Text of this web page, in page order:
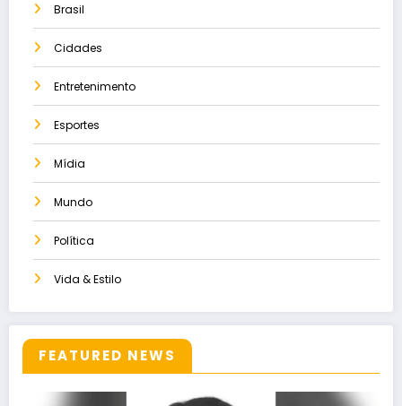
Brasil
Cidades
Entretenimento
Esportes
Mídia
Mundo
Política
Vida & Estilo
FEATURED NEWS